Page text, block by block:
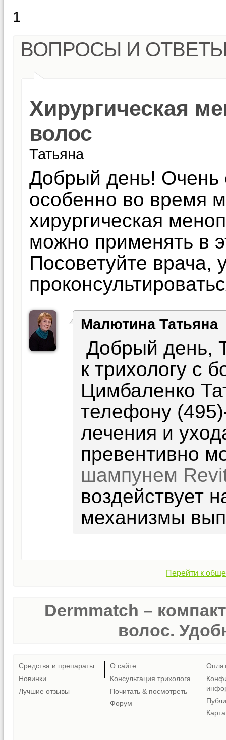
1
ВОПРОСЫ И
Хирургическая
волос
Татьяна
Добрый день! Очень
особенно во время
хирургическая
можно применять в
Посоветуйте врача,
Малютина Татьяна
Добрый день,
к трихологу с
Цимбаленко
телефону
лечения и
превентивно
шампунем
воздействует
механизмы
Перейти к
Dermmatch –
волос.
Средства и препараты
Новинки
Лучшие отзывы
О сайте
Консультация трихолога
Почитать & посмотреть
Форум